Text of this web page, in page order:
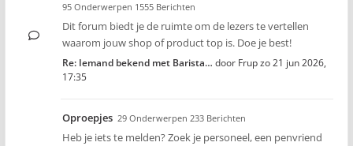
95 Onderwerpen 1555 Berichten
Dit forum biedt je de ruimte om de lezers te vertellen
waarom jouw shop of product top is. Doe je best!
Re: Iemand bekend met Barista… door Frupzo 21 jun 2026,
17:35
Oproepjes 29 Onderwerpen 233 Berichten
Heb je iets te melden? Zoek je personeel, een penvriend